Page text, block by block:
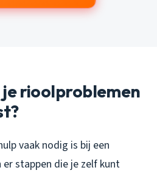
rioolproblemen
vaak nodig is bij een
stappen die je zelf kunt